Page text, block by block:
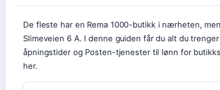
De fleste har en Rema 1000-butikk i nærheten,
Slimeveien 6 A. I denne guiden får du alt du
åpningstider og Posten-tjenester til lønn for
her.